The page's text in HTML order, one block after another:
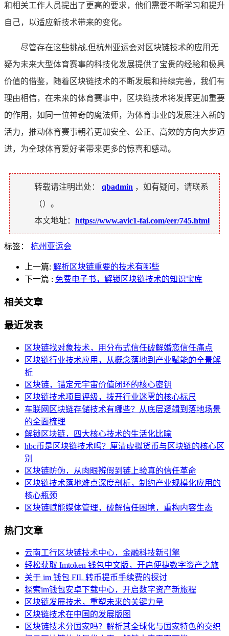
和相关工作人员提出了更高的要求，他们需要不断学习和提升
自己，以适应新技术带来的变化。
尽管存在这些挑战,但杭州亚运会对区块链技术的应用无
疑为未来大型体育赛事的科技化发展提供了宝贵的经验和极具
价值的借鉴，随着区块链技术的不断发展和持续完善，我们有
理由相信，在未来的体育赛事中，区块链技术将发挥更加重要
的作用，如同一位神奇的魔法师，为体育事业的发展注入新的
活力，推动体育赛事朝着更加安全、公正、高效的方向大步迈
进，为全球体育爱好者带来更多的惊喜和感动。
转载请注明出处： qbadmin ，如有疑问，请联系
（）。
本文地址： https://www.avic1-fai.com/eer/745.html
标签： 杭州亚运会
上一篇: 解析区块链重要的技术有哪些
下一篇 : 免费电子书，解锁区块链技术的知识宝库
相关文章
最近发表
区块链找对象技术，用分布式信任破解婚恋信任痛点
区块链行业技术应用，从概念落地到产业赋能的全景解
析
区块链，锚定元宇宙价值闭环的核心密钥
区块链技术项目评级，拨开行业迷雾的核心标尺
车联网区块链存储技术有哪些？从底层逻辑到落地场景
的全面梳理
解锁区块链，四大核心技术的生活化比喻
hbc币是区块链技术吗？厘清虚拟货币与区块链的核心区
别
区块链防伪，从肉眼辨假到链上验真的信任革命
区块链技术落地难点深度剖析，制约产业规模化应用的
核心瓶颈
区块链赋能媒体管理，破解信任困境，重构内容生态
热门文章
云南工行区块链技术中心，金融科技新引擎
轻松获取 Imtoken 钱包中文版，开启便捷数字资产之旅
关于 im 钱包 FIL 转币提币手续费的探讨
探索im钱包安卓下载中心，开启数字资产新旅程
区块链发展技术，重塑未来的关键力量
区块链技术在中国的发展版图
区块链技术分国家吗？解析其全球化与国家特色的交织